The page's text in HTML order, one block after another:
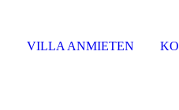
VILLA ANMIETEN